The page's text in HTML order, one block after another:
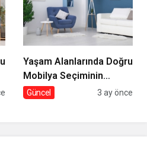
Yaşam Alanlarında Doğru
Mobilya Seçiminin
Önemi
Güncel 3 ay önce